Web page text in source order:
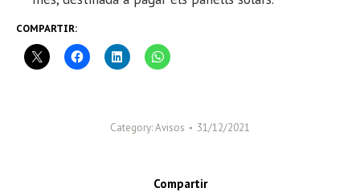
COMPARTIR:
Category:Avisos 31/12/2021
Compartir